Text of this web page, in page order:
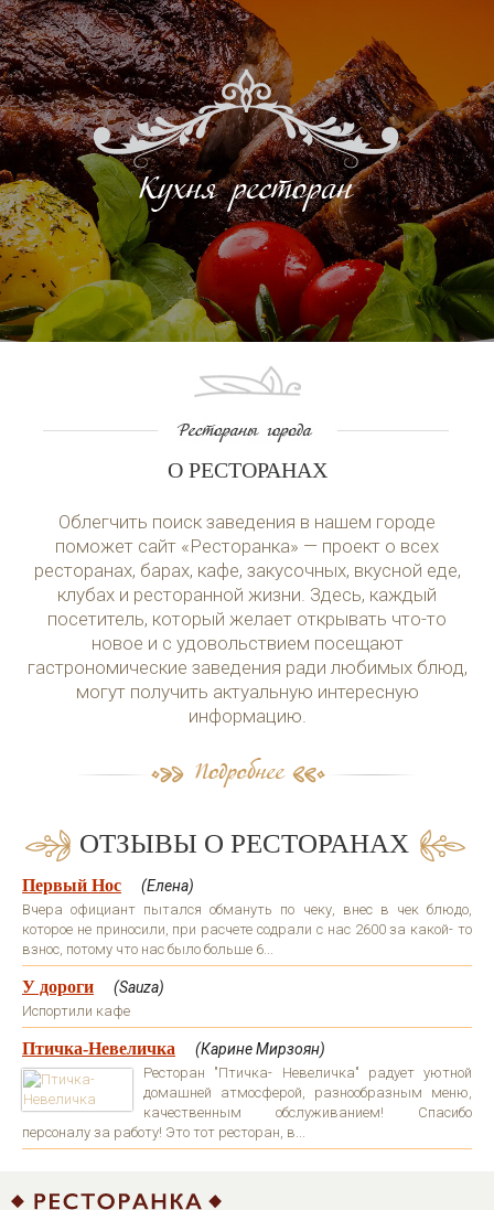
О РЕСТОРАНАХ
Облегчить поиск заведения в нашем городе
поможет сайт «Ресторанка» — проект о всех
ресторанах, барах, кафе, закусочных, вкусной еде,
клубах и ресторанной жизни. Здесь, каждый
посетитель, который желает открывать что-то
новое и с удовольствием посещают
гастрономические заведения ради любимых блюд,
могут получить актуальную интересную
информацию.
ОТЗЫВЫ О РЕСТОРАНАХ
Первый Нос (Елена)
Вчера официант пытался обмануть по чеку, внес в чек блюдо,
которое не приносили, при расчете содрали с нас 2600 за какой- то
взнос, потому что нас было больше 6...
У дороги (Sauza)
Испортили кафе
Птичка-Невеличка (Карине Мирзоян)
Ресторан "Птичка- Невеличка" радует уютной
домашней атмосферой, разнообразным меню,
качественным обслуживанием! Спасибо
персоналу за работу! Это тот ресторан, в...